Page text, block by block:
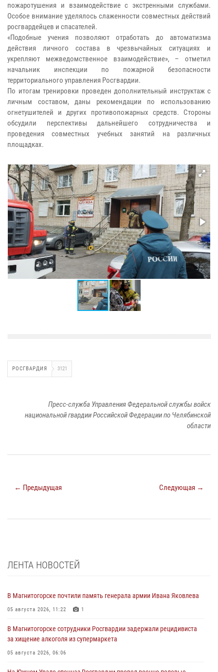
пожаротушения и взаимодействие с экстренными службами.
Особое внимание уделялось слаженности совместных действий
росгвардейцев и спасателей.
«Подобные учения позволяют отработать до автоматизма
действия личного состава в чрезвычайных ситуациях и
укрепляют межведомственное взаимодействие», – отметил
начальник инспекции по пожарной безопасности
территориального управления Росгвардии.
По итогам тренировки проведен дополнительный инструктаж с
личным составом, даны рекомендации по использованию
огнетушителей и других противопожарных средств. Стороны
обсудили перспективы дальнейшего сотрудничества и
проведения совместных учебных занятий на различных
площадках.
РОСГВАРДИЯ 3121
Пресс-служба Управления Федеральной службы войск
национальной гвардии Российской Федерации по Челябинской
области
← Предыдущая Следующая →
ЛЕНТА НОВОСТЕЙ
В Магнитогорске почтили память генерала армии Ивана Яковлева
05 августа 2026, 11:22 1
В Магнитогорске сотрудники Росгвардии задержали рецидивиста
за хищение алкоголя из супермаркета
05 августа 2026, 06:06